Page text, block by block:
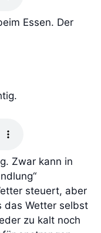
Essen. Der
Zwar kann in
steuert, aber
das Wetter selbst
zu kalt noch